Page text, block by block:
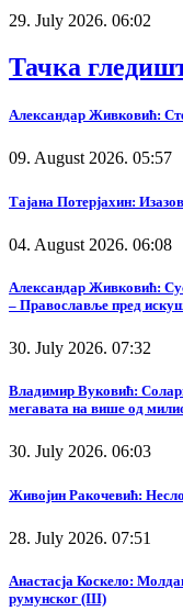
29. July 2026. 06:02
Тачка
Александар Живковић:
09. August 2026. 05:57
Тајана Потерјахин:
04. August 2026. 06:08
Александар Живковић:
– Православље пред
30. July 2026. 07:32
Владимир Вуковић:
мегавата на више од
30. July 2026. 06:03
Живојин Ракочевић:
28. July 2026. 07:51
Анастасја Коскело:
румунског (III)